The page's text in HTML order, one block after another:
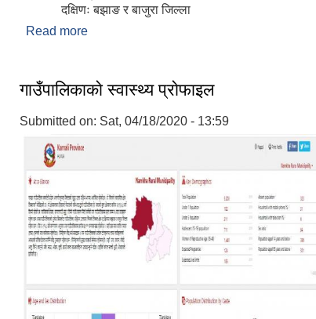
दक्षिणः बझाङ र बाजुरा जिल्ला
Read more
गाउँपालिकाकाे स्वास्थ्य प्राेफाइल
Submitted on: Sat, 04/18/2020 - 13:59